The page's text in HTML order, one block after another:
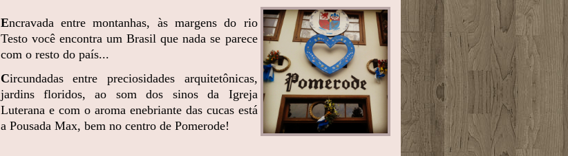
Encravada entre montanhas, às margens do rio
Testo você encontra um Brasil que nada se parece
com o resto do país...
Circundadas entre preciosidades arquitetônicas,
jardins floridos, ao som dos sinos da Igreja
Luterana e com o aroma enebriante das cucas está
a Pousada Max, bem no centro de Pomerode!